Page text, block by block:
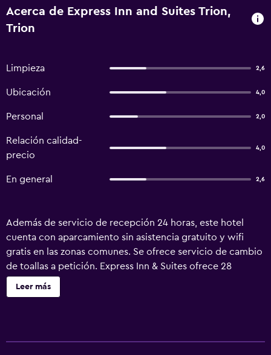
Acerca de Express Inn and Suites Trion,
Trion
Limpieza 2,6
Ubicación 4,0
Personal 2,0
Relación calidad-
precio
4,0
En general 2,6
Además de servicio de recepción 24 horas, este hotel
cuenta con aparcamiento sin asistencia gratuito y wifi
gratis en las zonas comunes. Se ofrece servicio de cambio
de toallas a petición. Express Inn & Suites ofrece 28
alojamientos con aire acondicionado, tabla de planchar
con plancha y artículos de higiene personal gratuitos. Se
Leer más